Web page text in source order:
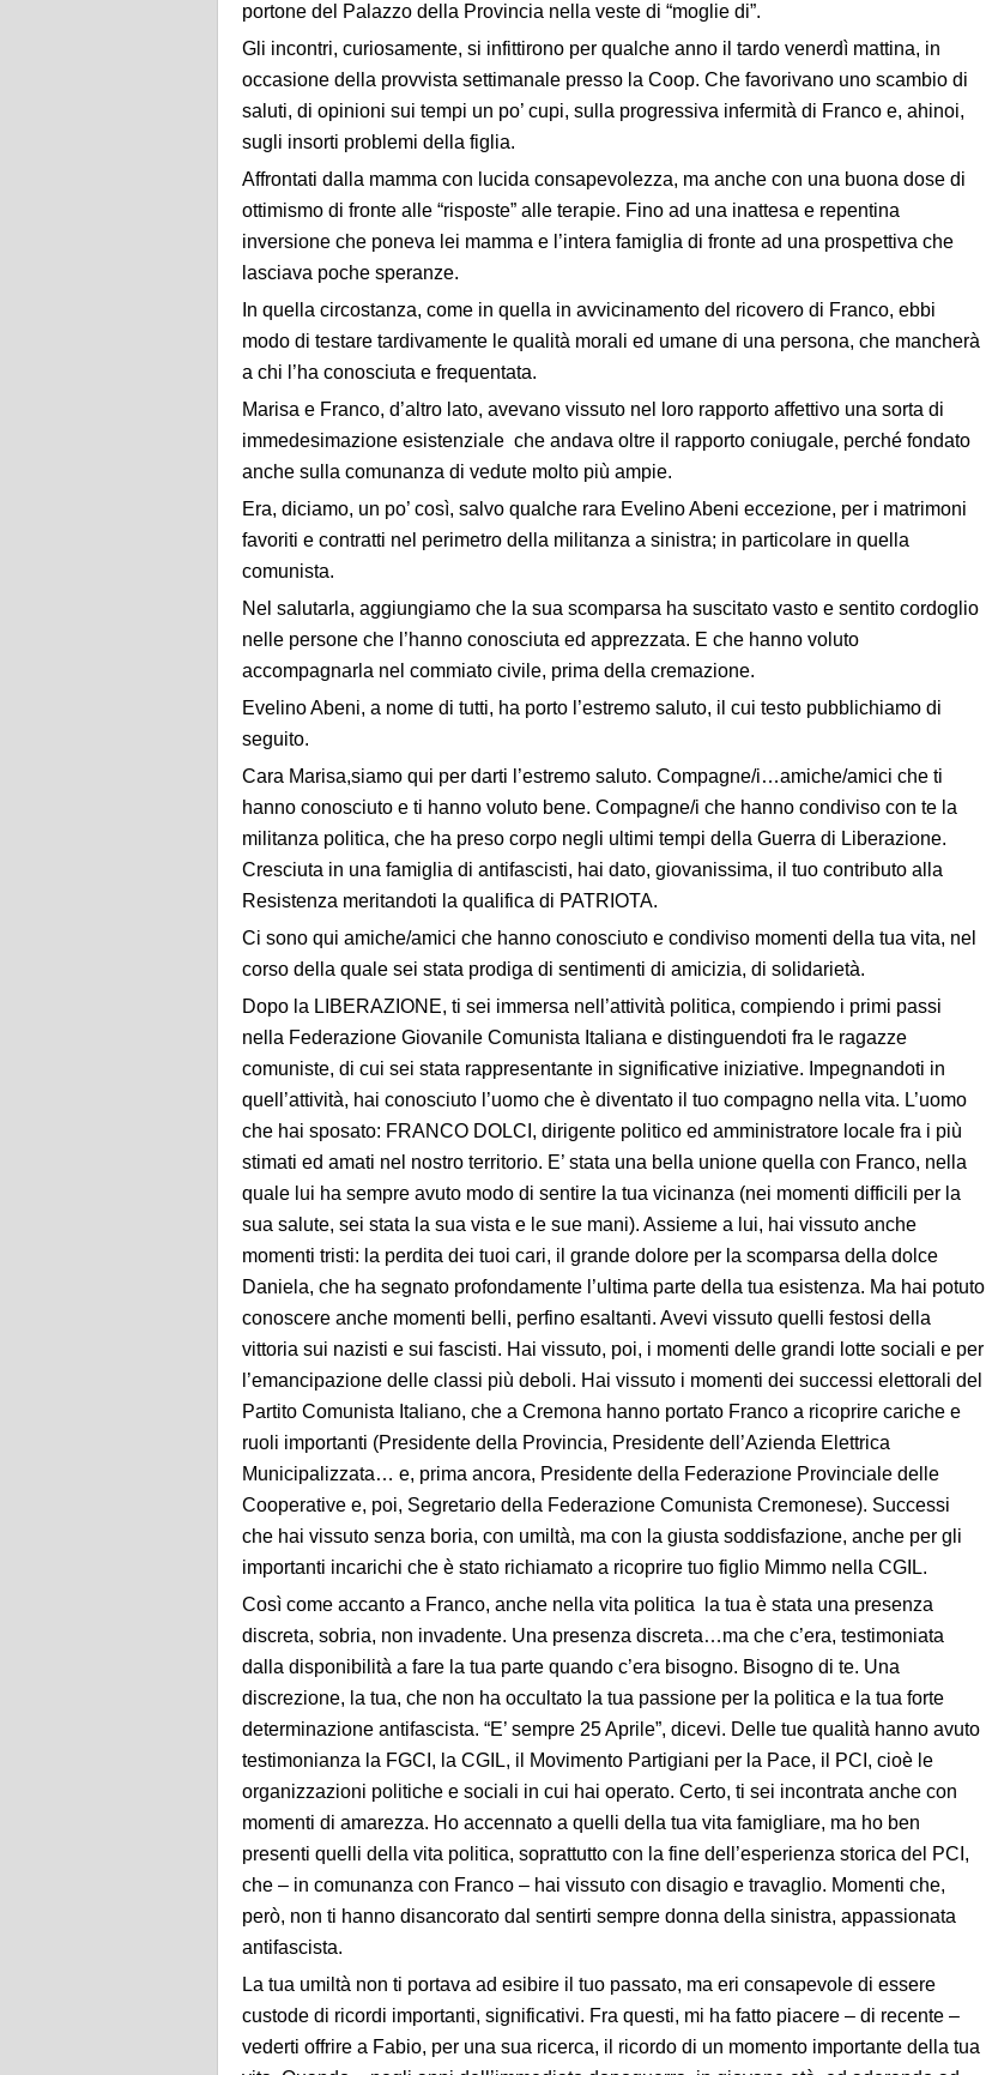
portone del Palazzo della Provincia nella veste di “moglie di”.
Gli incontri, curiosamente, si infittirono per qualche anno il tardo venerdì mattina, in
occasione della provvista settimanale presso la Coop. Che favorivano uno scambio di
saluti, di opinioni sui tempi un po’ cupi, sulla progressiva infermità di Franco e, ahinoi,
sugli insorti problemi della figlia.
Affrontati dalla mamma con lucida consapevolezza, ma anche con una buona dose di
ottimismo di fronte alle “risposte” alle terapie. Fino ad una inattesa e repentina
inversione che poneva lei mamma e l’intera famiglia di fronte ad una prospettiva che
lasciava poche speranze.
In quella circostanza, come in quella in avvicinamento del ricovero di Franco, ebbi
modo di testare tardivamente le qualità morali ed umane di una persona, che mancherà
a chi l’ha conosciuta e frequentata.
Marisa e Franco, d’altro lato, avevano vissuto nel loro rapporto affettivo una sorta di
immedesimazione esistenziale che andava oltre il rapporto coniugale, perché fondato
anche sulla comunanza di vedute molto più ampie.
Era, diciamo, un po’ così, salvo qualche rara Evelino Abeni eccezione, per i matrimoni
favoriti e contratti nel perimetro della militanza a sinistra; in particolare in quella
comunista.
Nel salutarla, aggiungiamo che la sua scomparsa ha suscitato vasto e sentito cordoglio
nelle persone che l’hanno conosciuta ed apprezzata. E che hanno voluto
accompagnarla nel commiato civile, prima della cremazione.
Evelino Abeni, a nome di tutti, ha porto l’estremo saluto, il cui testo pubblichiamo di
seguito.
Cara Marisa,siamo qui per darti l’estremo saluto. Compagne/i…amiche/amici che ti
hanno conosciuto e ti hanno voluto bene. Compagne/i che hanno condiviso con te la
militanza politica, che ha preso corpo negli ultimi tempi della Guerra di Liberazione.
Cresciuta in una famiglia di antifascisti, hai dato, giovanissima, il tuo contributo alla
Resistenza meritandoti la qualifica di PATRIOTA.
Ci sono qui amiche/amici che hanno conosciuto e condiviso momenti della tua vita, nel
corso della quale sei stata prodiga di sentimenti di amicizia, di solidarietà.
Dopo la LIBERAZIONE, ti sei immersa nell’attività politica, compiendo i primi passi
nella Federazione Giovanile Comunista Italiana e distinguendoti fra le ragazze
comuniste, di cui sei stata rappresentante in significative iniziative. Impegnandoti in
quell’attività, hai conosciuto l’uomo che è diventato il tuo compagno nella vita. L’uomo
che hai sposato: FRANCO DOLCI, dirigente politico ed amministratore locale fra i più
stimati ed amati nel nostro territorio. E’ stata una bella unione quella con Franco, nella
quale lui ha sempre avuto modo di sentire la tua vicinanza (nei momenti difficili per la
sua salute, sei stata la sua vista e le sue mani). Assieme a lui, hai vissuto anche
momenti tristi: la perdita dei tuoi cari, il grande dolore per la scomparsa della dolce
Daniela, che ha segnato profondamente l’ultima parte della tua esistenza. Ma hai potuto
conoscere anche momenti belli, perfino esaltanti. Avevi vissuto quelli festosi della
vittoria sui nazisti e sui fascisti. Hai vissuto, poi, i momenti delle grandi lotte sociali e per
l’emancipazione delle classi più deboli. Hai vissuto i momenti dei successi elettorali del
Partito Comunista Italiano, che a Cremona hanno portato Franco a ricoprire cariche e
ruoli importanti (Presidente della Provincia, Presidente dell’Azienda Elettrica
Municipalizzata… e, prima ancora, Presidente della Federazione Provinciale delle
Cooperative e, poi, Segretario della Federazione Comunista Cremonese). Successi
che hai vissuto senza boria, con umiltà, ma con la giusta soddisfazione, anche per gli
importanti incarichi che è stato richiamato a ricoprire tuo figlio Mimmo nella CGIL.
Così come accanto a Franco, anche nella vita politica la tua è stata una presenza
discreta, sobria, non invadente. Una presenza discreta…ma che c’era, testimoniata
dalla disponibilità a fare la tua parte quando c’era bisogno. Bisogno di te. Una
discrezione, la tua, che non ha occultato la tua passione per la politica e la tua forte
determinazione antifascista. “E’ sempre 25 Aprile”, dicevi. Delle tue qualità hanno avuto
testimonianza la FGCI, la CGIL, il Movimento Partigiani per la Pace, il PCI, cioè le
organizzazioni politiche e sociali in cui hai operato. Certo, ti sei incontrata anche con
momenti di amarezza. Ho accennato a quelli della tua vita famigliare, ma ho ben
presenti quelli della vita politica, soprattutto con la fine dell’esperienza storica del PCI,
che – in comunanza con Franco – hai vissuto con disagio e travaglio. Momenti che,
però, non ti hanno disancorato dal sentirti sempre donna della sinistra, appassionata
antifascista.
La tua umiltà non ti portava ad esibire il tuo passato, ma eri consapevole di essere
custode di ricordi importanti, significativi. Fra questi, mi ha fatto piacere – di recente –
vederti offrire a Fabio, per una sua ricerca, il ricordo di un momento importante della tua